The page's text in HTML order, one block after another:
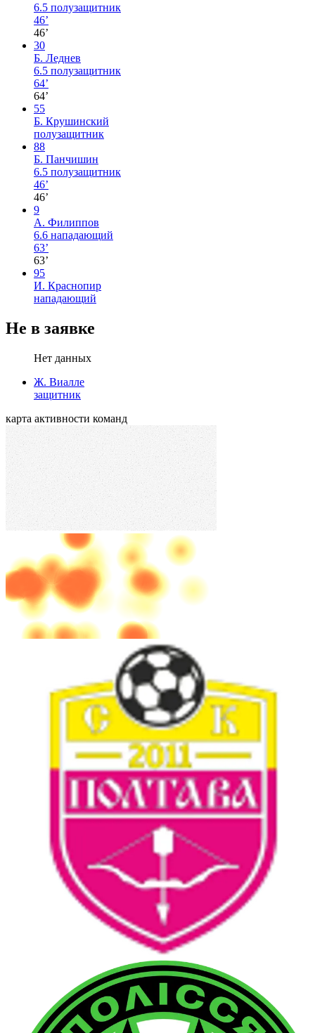
6.5 полузащитник
46’
46’
30
Б. Леднев
6.5 полузащитник
64’
64’
55
Б. Крушинский
полузащитник
88
Б. Панчишин
6.5 полузащитник
46’
46’
9
А. Филиппов
6.6 нападающий
63’
63’
95
И. Краснопир
нападающий
Не в заявке
Нет данных
Ж. Виалле
защитник
карта активности команд